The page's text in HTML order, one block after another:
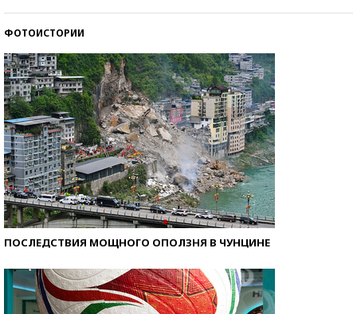
ФОТОИСТОРИИ
ПОСЛЕДСТВИЯ МОЩНОГО ОПОЛЗНЯ В ЧУНЦИНЕ